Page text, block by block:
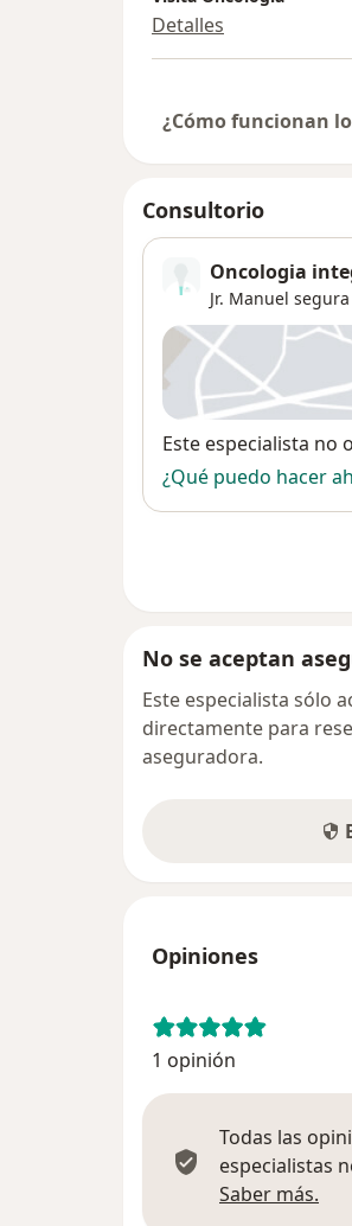
Detalles
¿Cómo funcionan
Consultorio
Oncologia
Jr. Manuel
Disponibilidad
Este especialista no
¿Qué puedo hacer
No se aceptan
Este especialista sólo
directamente para
aseguradora.
Opiniones
1 opinión
Todas las
especialistas
Saber más.